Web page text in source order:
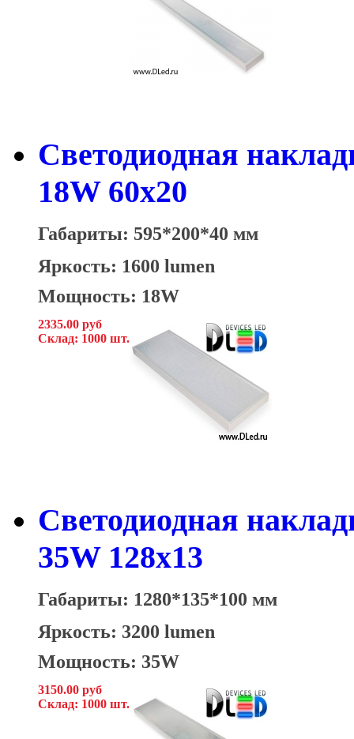
Светодиодная
18W 60x20
Габариты: 595*200*40 мм
Яркость: 1600 lumen
Мощность: 18W
2335.00 руб
Склад: 1000 шт.
Светодиодная
35W 128x13
Габариты: 1280*135*100 мм
Яркость: 3200 lumen
Мощность: 35W
3150.00 руб
Склад: 1000 шт.